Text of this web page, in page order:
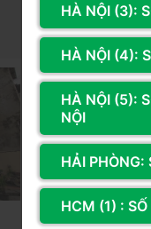
HỆ
CƠ SỞ 4
HÀ NỘI (3):
HÀ NỘI (4):
HÀ NỘI (5):
NỘI
HẢI
HCM (1) :